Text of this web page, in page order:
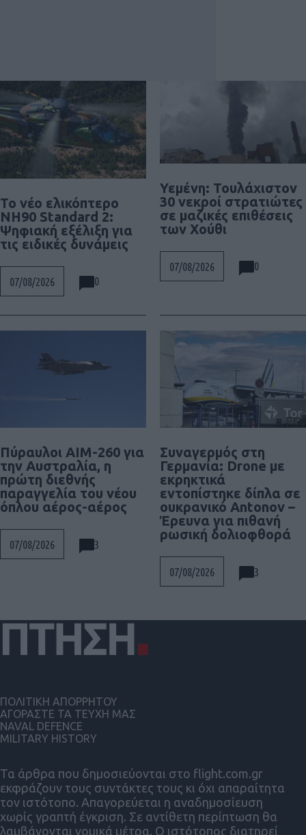
To νέο ελικόπτερο
NH90 Standard 2:
Ψηφιακή εξέλιξη για
τις ειδικές δυνάμεις
07/08/2026 0
Υεμένη: Τουλάχιστον
30 νεκροί στρατιώτες
σε μαζικές επιθέσεις
των Χούθι
07/08/2026 0
Πύραυλοι AIM-260 για
την Αυστραλία, η
πρώτη διεθνής
παραγγελία του νέου
όπλου αέρος-αέρος
07/08/2026 3
Συναγερμός στη
Γερμανία: Drone με
εκρηκτικά
εντοπίστηκε δίπλα σε
ουκρανικό Antonov –
Έρευνα για πιθανή
ρωσική δολιοφθορά
07/08/2026 3
Τα άρθρα που δημοσιεύονται στο flight.com.gr
εκφράζουν τους συντάκτες τους κι όχι απαραίτητα
τον ιστότοπο. Απαγορεύεται η αναδημοσίευση
χωρίς γραπτή έγκριση. Σε αντίθετη περίπτωση θα
λαμβάνονται νομικά μέτρα. Ο ιστότοπος διατηρεί
ΠΟΛΙΤΙΚΗ ΑΠΟΡΡΗΤΟΥ
ΑΓΟΡΑΣΤΕ ΤΑ ΤΕΥΧΗ ΜΑΣ
NAVAL DEFENCE
MILITARY HISTORY